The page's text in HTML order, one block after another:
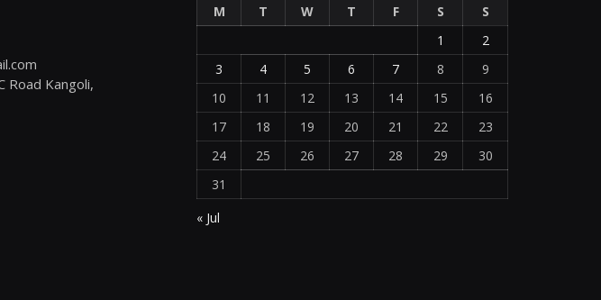
Road Kangoli,
M
T W T F S
S
1
2
3
4 5 6 7 8
9
10
11 12 13 14 15
16
17
18 19 20 21 22
23
24
25 26 27 28 29
30
31
« Jul